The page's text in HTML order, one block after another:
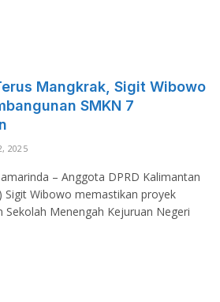
Mangkrak, Sigit Wibowo
SMKN 7
2025
– Anggota DPRD Kalimantan
Sigit Wibowo memastikan proyek
Sekolah Menengah Kejuruan Negeri